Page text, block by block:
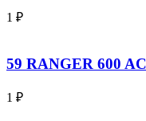
1 ₽
59 RANGER 600
1 ₽